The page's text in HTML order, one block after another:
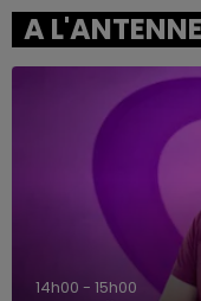
A L'ANTENNE
15h00 - 19h00